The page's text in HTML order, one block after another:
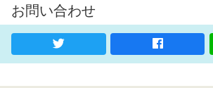
お問い合わせ